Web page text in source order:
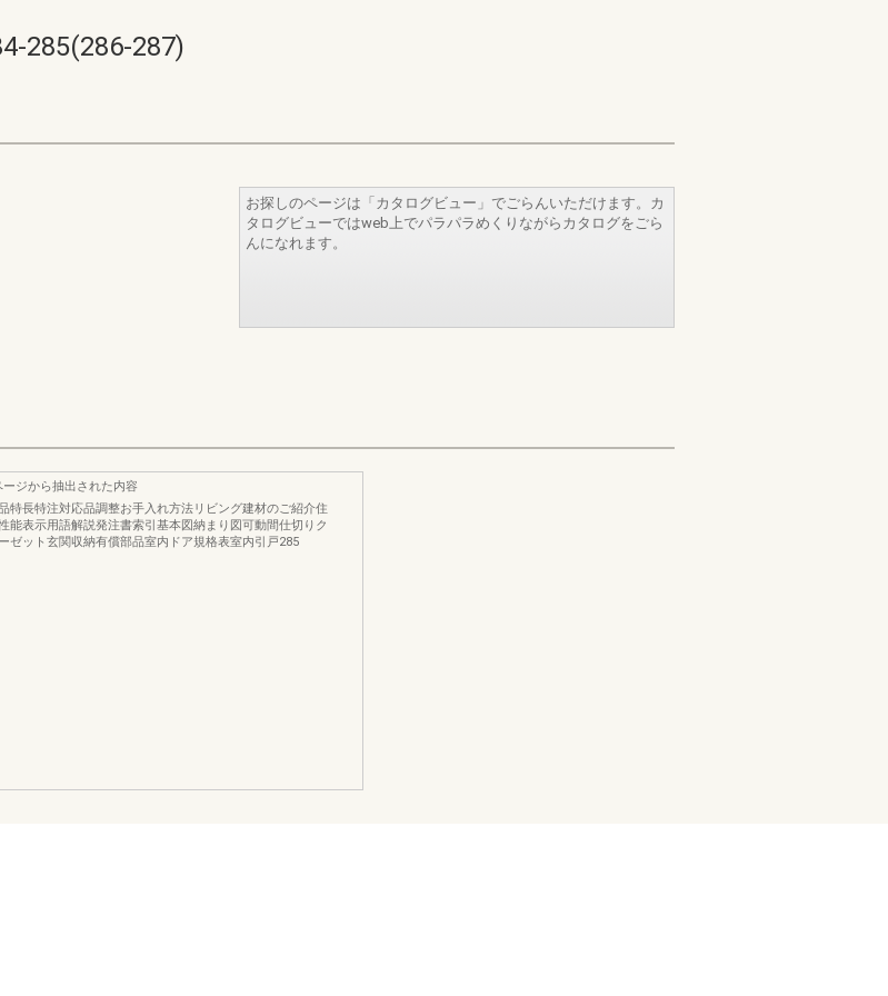
285(286-287)
お探しのページは「カタログビュー」でごらんいただけます。カ
タログビューではweb上でパラパラめくりながらカタログをごら
んになれます。
ージから抽出された内容
特長特注対応品調整お手入れ方法リビング建材のご紹介住
能表示用語解説発注書索引基本図納まり図可動間仕切りク
ゼット玄関収納有償部品室内ドア規格表室内引戸285